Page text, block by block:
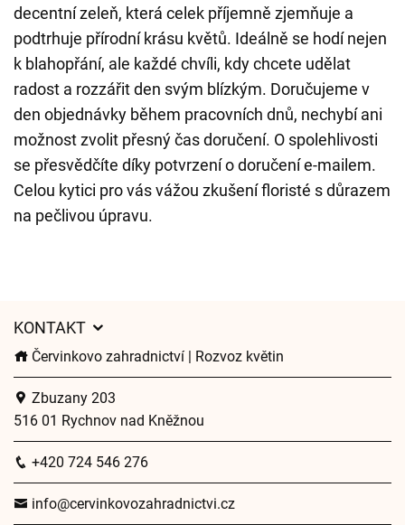
decentní zeleň, která celek příjemně zjemňuje a
podtrhuje přírodní krásu květů. Ideálně se hodí nejen
k blahopřání, ale každé chvíli, kdy chcete udělat
radost a rozzářit den svým blízkým. Doručujeme v
den objednávky během pracovních dnů, nechybí ani
možnost zvolit přesný čas doručení. O spolehlivosti
se přesvědčíte díky potvrzení o doručení e-mailem.
Celou kytici pro vás vážou zkušení floristé s důrazem
na pečlivou úpravu.
KONTAKT
Červinkovo zahradnictví | Rozvoz květin
Zbuzany 203
516 01 Rychnov nad Kněžnou
+420 724 546 276
info@cervinkovozahradnictvi.cz